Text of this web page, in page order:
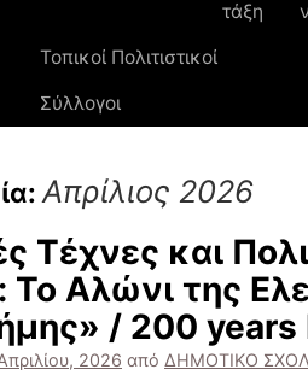
τάξη
Τοπικοί Πολιτιστικοί
Σύλλογοι
Απρίλιος 2026
Τέχνες και
Το Αλώνι της
/ 200
2026 από ΔΗΜΟΤΙΚΟ